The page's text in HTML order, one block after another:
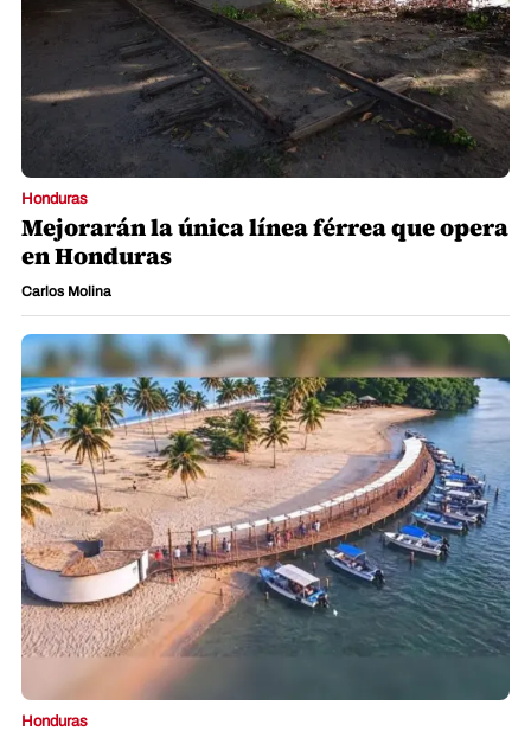
Honduras
Mejorarán la única línea férrea que opera
en Honduras
Carlos Molina
Honduras